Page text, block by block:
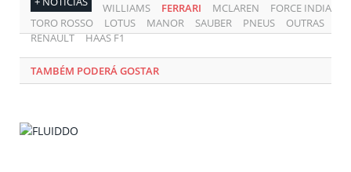
WILLIAMS
FERRARI MCLAREN
FORCE INDIA
TORO ROSSO
LOTUS MANOR SAUBER PNEUS
OUTRAS
RENAULT
HAAS F1
TAMBÉM PODERÁ GOSTAR